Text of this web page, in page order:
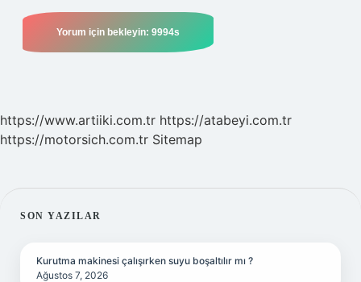
https://www.artiiki.com.tr https://atabeyi.com.tr
https://motorsich.com.tr Sitemap
SIDEBAR
SON YAZILAR
Kurutma makinesi çalışırken suyu boşaltılır mı ?
Ağustos 7, 2026